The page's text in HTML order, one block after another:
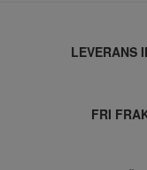
LEVERANS
FRI